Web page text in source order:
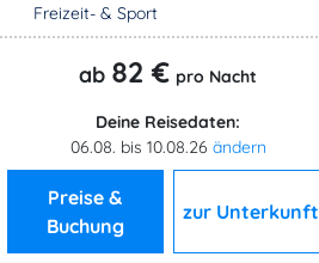
Freizeit- & Sport
ab 82 € pro Nacht
Deine Reisedaten:
06.08. bis 10.08.26 ändern
Preise &
Buchung
zur Unterkunft